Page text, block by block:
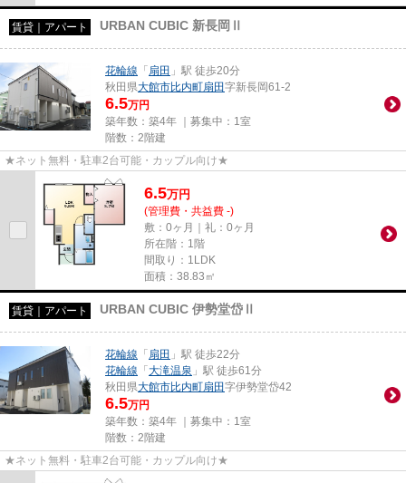
賃貸｜アパート URBAN CUBIC 新長岡Ⅱ
花輪線 「 扇田 」駅 徒歩20分
秋田県大館市比内町扇田字新長岡61-2
6.5万円
築年数：築4年 ｜募集中： 1室
階数：2階建
★ネット無料・駐車2台可能・カップル向け★
6.5万円
(管理費・共益費 -)
敷：0ヶ月｜礼：0ヶ月
所在階：1階
間取り：1LDK
面積：38.83㎡
賃貸｜アパート URBAN CUBIC 伊勢堂岱Ⅱ
花輪線 「 扇田 」駅 徒歩22分
花輪線 「 大滝温泉 」駅 徒歩61分
秋田県大館市比内町扇田字伊勢堂岱42
6.5万円
築年数：築4年 ｜募集中： 1室
階数：2階建
★ネット無料・駐車2台可能・カップル向け★